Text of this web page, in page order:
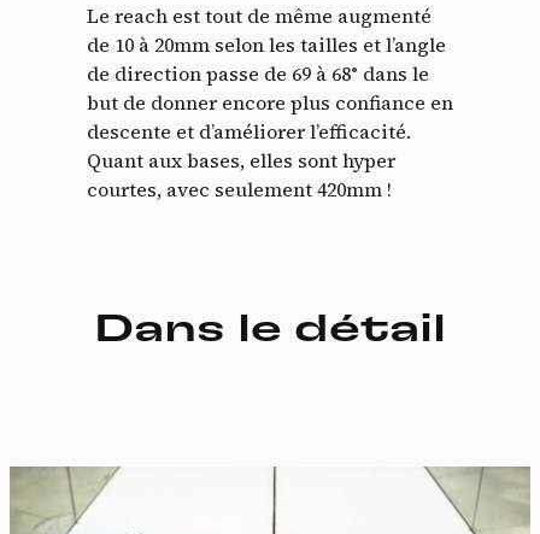
Le reach est tout de même augmenté
de 10 à 20mm selon les tailles et l’angle
de direction passe de 69 à 68° dans le
but de donner encore plus confiance en
descente et d’améliorer l’efficacité.
Quant aux bases, elles sont hyper
courtes, avec seulement 420mm !
Dans le détail